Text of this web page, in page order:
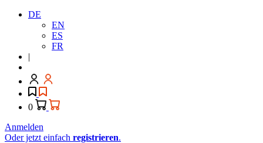
DE
EN
ES
FR
|
0
Anmelden
Oder jetzt einfach registrieren.